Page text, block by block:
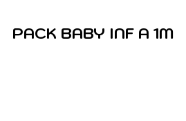
PACK BABY INF A 1M